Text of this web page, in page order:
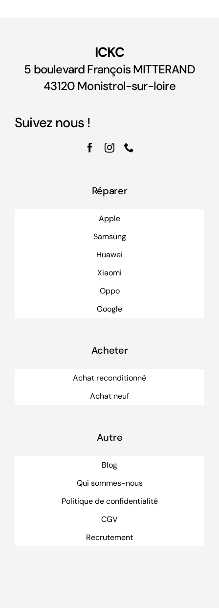
ICKC
5 boulevard François MITTERAND
43120 Monistrol-sur-loire
Suivez nous !
Réparer
Apple
Samsung
Huawei
Xiaomi
Oppo
Google
Acheter
Achat reconditionné
Achat neuf
Autre
Blog
Qui sommes-nous
Politique de confidentialité
CGV
Recrutement